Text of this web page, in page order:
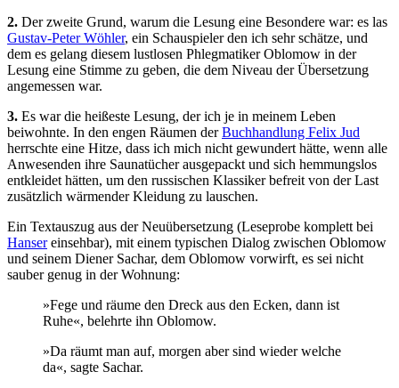
2. Der zweite Grund, warum die Lesung eine Besondere war: es las
Gustav-Peter Wöhler, ein Schauspieler den ich sehr schätze, und
dem es gelang diesem lustlosen Phlegmatiker Oblomow in der
Lesung eine Stimme zu geben, die dem Niveau der Übersetzung
angemessen war.
3. Es war die heißeste Lesung, der ich je in meinem Leben
beiwohnte. In den engen Räumen derBuchhandlung Felix Jud
herrschte eine Hitze, dass ich mich nicht gewundert hätte, wenn alle
Anwesenden ihre Saunatücher ausgepackt und sich hemmungslos
entkleidet hätten, um den russischen Klassiker befreit von der Last
zusätzlich wärmender Kleidung zu lauschen.
Ein Textauszug aus der Neuübersetzung (Leseprobe komplett bei
Hansereinsehbar), mit einem typischen Dialog zwischen Oblomow
und seinem Diener Sachar, dem Oblomow vorwirft, es sei nicht
sauber genug in der Wohnung:
»Fege und räume den Dreck aus den Ecken, dann ist
Ruhe«, belehrte ihn Oblomow.
»Da räumt man auf, morgen aber sind wieder welche
da«, sagte Sachar.